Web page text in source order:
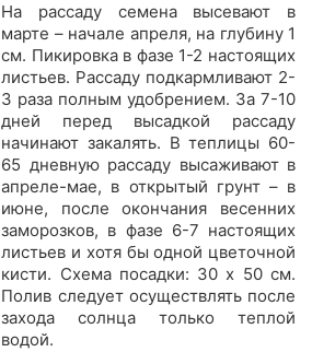
На рассаду семена высевают в
марте – начале апреля, на глубину 1
см. Пикировка в фазе 1-2 настоящих
листьев. Рассаду подкармливают 2-
3 раза полным удобрением. За 7-10
дней перед высадкой рассаду
начинают закалять. В теплицы 60-
65 дневную рассаду высаживают в
апреле-мае, в открытый грунт – в
июне, после окончания весенних
заморозков, в фазе 6-7 настоящих
листьев и хотя бы одной цветочной
кисти. Схема посадки: 30 х 50 см.
Полив следует осуществлять после
захода солнца только теплой
водой.